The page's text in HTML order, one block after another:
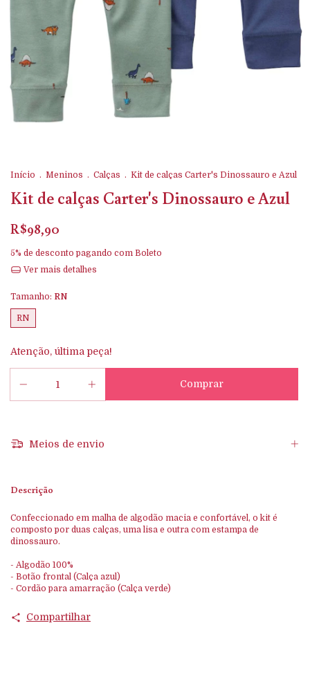
Início . Meninos . Calças . Kit de calças Carter's Dinossauro e Azul
Kit de calças Carter's Dinossauro e Azul
R$98,90
5% de desconto pagando com Boleto
Ver mais detalhes
Tamanho: RN
RN
Atenção, última peça!
Meios de envio
Descrição
Confeccionado em malha de algodão macia e confortável, o kit é
composto por duas calças, uma lisa e outra com estampa de
dinossauro.
- Algodão 100%
- Botão frontal (Calça azul)
- Cordão para amarração (Calça verde)
Compartilhar